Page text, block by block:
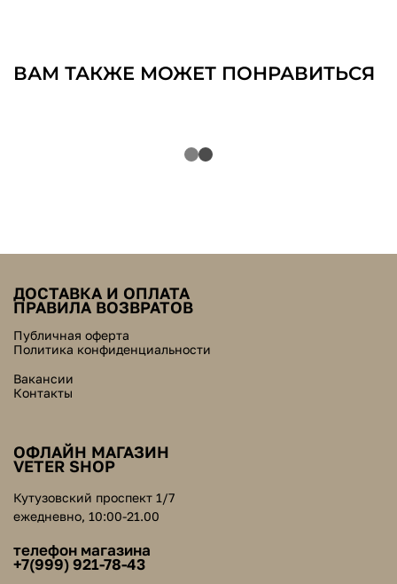
ВАМ ТАКЖЕ МОЖЕТ ПОНРАВИТЬСЯ
ДОСТАВКА И ОПЛАТА
ПРАВИЛА ВОЗВРАТОВ
Публичная оферта
Политика конфиденциальности
Вакансии
Контакты
ОФЛАЙН МАГАЗИН
VETER SHOP
Кутузовский проспект 1/7
ежедневно, 10:00-21.00
телефон магазина
+7(999) 921-78-43